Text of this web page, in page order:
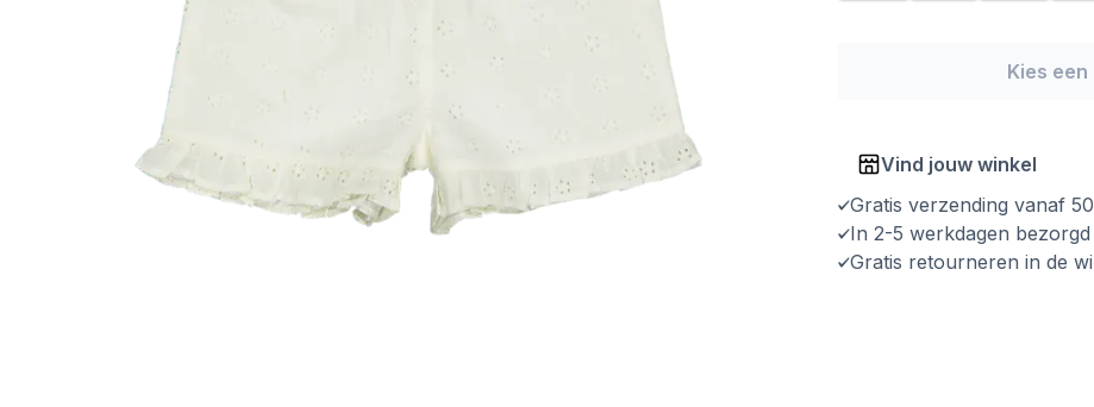
Kies
Vind jouw winkel
Gratis verzending vanaf
In 2-5 werkdagen
Gratis retourneren in de